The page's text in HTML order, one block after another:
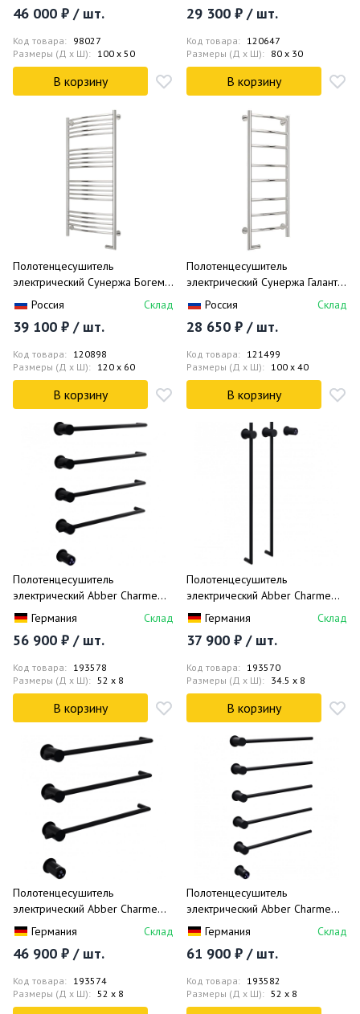
46 000 ₽ / шт.
Код товара: 98027
Размеры (Д x Ш): 100 x 50
В корзину
29 300 ₽ / шт.
Код товара: 120647
Размеры (Д x Ш): 80 x 30
В корзину
Полотенцесушитель
электрический Сунержа Богема
2.0 выгнутая перемычка правый
Россия Склад
39 100 ₽ / шт.
Код товара: 120898
Размеры (Д x Ш): 120 x 60
В корзину
Полотенцесушитель
электрический Сунержа Галант
2.0 левый 00-5200-1040
Россия Склад
28 650 ₽ / шт.
Код товара: 121499
Размеры (Д x Ш): 100 x 40
В корзину
Полотенцесушитель
электрический Abber Charme
AH4004MB 52x64.5 (черный
матовый)
Германия Склад
56 900 ₽ / шт.
Код товара: 193578
Размеры (Д x Ш): 52 x 8
В корзину
Полотенцесушитель
электрический Abber Charme
AH4002MB 34.5x80 (черный
матовый)
Германия Склад
37 900 ₽ / шт.
Код товара: 193570
Размеры (Д x Ш): 34.5 x 8
В корзину
Полотенцесушитель
электрический Abber Charme
AH4003MB 52x49.5 (черный
матовый)
Германия Склад
46 900 ₽ / шт.
Код товара: 193574
Размеры (Д x Ш): 52 x 8
Полотенцесушитель
электрический Abber Charme
AH4005MB 52x79.5 (черный
матовый)
Германия Склад
61 900 ₽ / шт.
Код товара: 193582
Размеры (Д x Ш): 52 x 8